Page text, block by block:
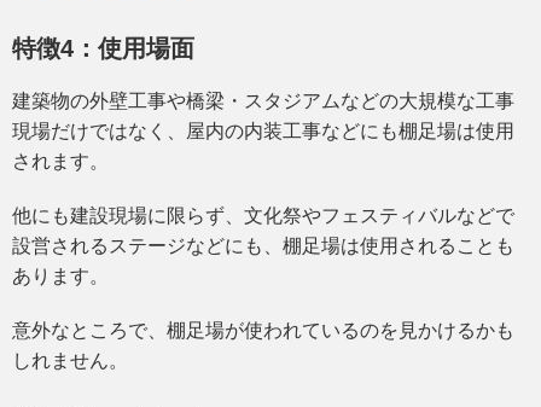
特徴4：使用場面
建築物の外壁工事や橋梁・スタジアムなどの大規模な工事
現場だけではなく、屋内の内装工事などにも棚足場は使用
されます。
他にも建設現場に限らず、文化祭やフェスティバルなどで
設営されるステージなどにも、棚足場は使用されることも
あります。
意外なところで、棚足場が使われているのを見かけるかも
しれません。